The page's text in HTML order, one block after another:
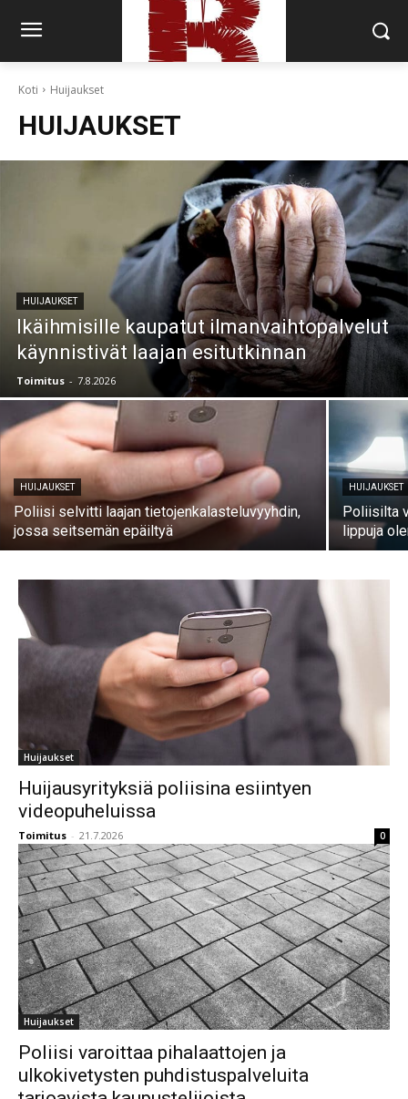
Koti Huijaukset
HUIJAUKSET
HUIJAUKSET
Ikäihmisille kaupatut ilmanvaihtopalvelut
käynnistivät laajan esitutkinnan
Toimitus - 7.8.2026
HUIJAUKSET
Poliisi selvitti laajan tietojenkalasteluvyyhdin,
jossa seitsemän epäiltyä
HUIJAUKSET
Poliisilta
lippuja
Huijaukset
Huijausyrityksiä poliisina esiintyen
videopuheluissa
Toimitus - 21.7.2026 0
Huijaukset
Poliisi varoittaa pihalaattojen ja
ulkokivetysten puhdistuspalveluita